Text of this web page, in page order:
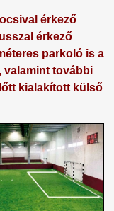
érkező
érkező
parkoló is a
valamint további
kialakított külső